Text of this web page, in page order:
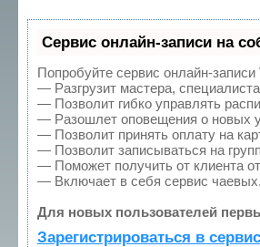
Сервис онлайн-записи на
Попробуйте сервис онлайн-
— Разгрузит мастера,
— Позволит гибко управлять
— Разошлет оповещения о новых
— Позволит принять оплату на
— Позволит записываться на
— Поможет получить от клиента
— Включает в себя сервис чаевых.
Для новых пользователей
Зарегистрироваться в